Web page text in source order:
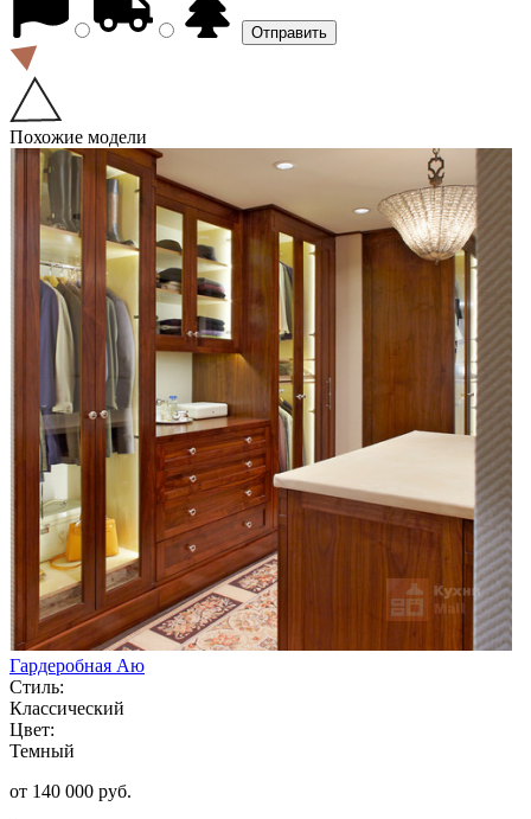
Похожие модели
Гардеробная Аю
Стиль:
Классический
Цвет:
Темный
от 140 000 руб.